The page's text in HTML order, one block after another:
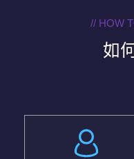
// HOW
如